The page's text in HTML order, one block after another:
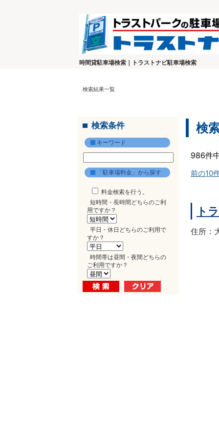
時間貸駐車場検索｜トラストナビ駐車場検索
検索結果一覧
検索条件
キーワード
「駐車場料金」から探す
料金検索を行う。
短時間・長時間どちらのご利
用ですか？
平日・休日どちらのご利用で
すか？
時間帯は昼間・夜間どちらの
ご利用ですか？
検
986件
前の10
ト
住所：